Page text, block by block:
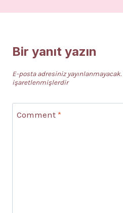
Bir yanıt yazın
E-posta adresiniz yayınlanmayacak.
işaretlenmişlerdir
Comment *